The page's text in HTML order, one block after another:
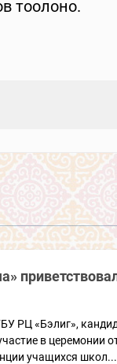
тоолоно.
РЦ «Бэлиг»,
в церемонии
учащихся школ...